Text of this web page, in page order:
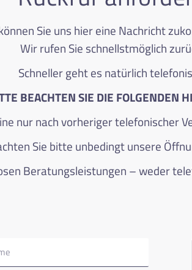
Sie uns hier eine Nachricht
Wir rufen Sie schnellstmöglich
Schneller geht es natürlich
BEACHTEN SIE DIE FOLGENDEN
nur nach vorheriger telefonischer
Sie bitte unbedingt unsere
Beratungsleistungen – weder